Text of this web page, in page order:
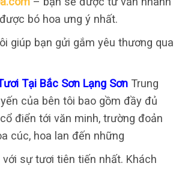
bó hoa ưng ý nhất.
giúp bạn gửi gắm yêu thương qua
Tại Bắc Sơn Lạng Sơn Trung
của bên tôi bao gồm đầy đủ
điển tới văn minh, trường đoản
cúc, hoa lan đến những
sự tươi tiên tiến nhất. Khách